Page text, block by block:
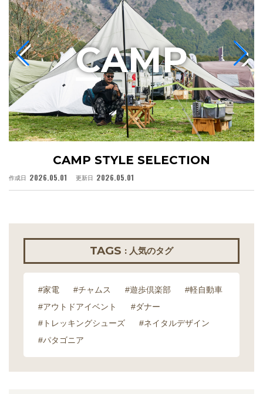
CAMP STYLE SELECTION
作成日 2026.05.01 更新日 2026.05.01
CAMP
TAGS : 人気のタグ
#家電 #チャムス #遊歩倶楽部
#軽自動車
#アウトドアイベント
#ダナー
#トレッキングシューズ
#ネイタルデザイン
#パタゴニア